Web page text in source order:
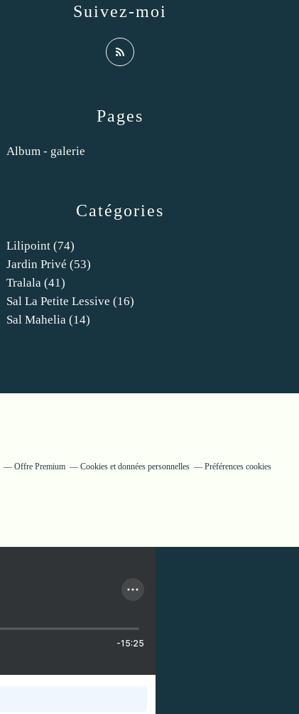
Catégories
Lilipoint (74)
Jardin Privé (53)
Tralala (41)
Sal La Petite Lessive (16)
Sal Mahelia (14)
Pages
Album - galerie
Suivez-moi
Offre Premium Cookies et données personnelles Préférences cookies
-15:25